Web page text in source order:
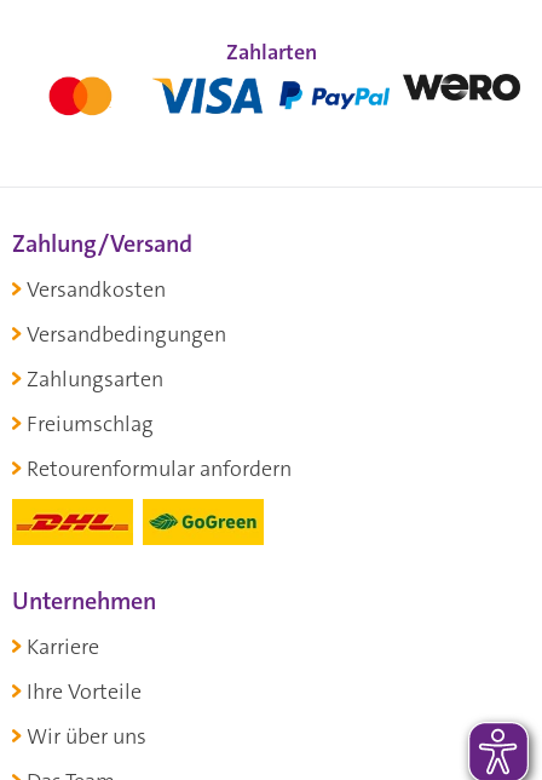
Zahlarten
Zahlung/Versand
Versandkosten
Versandbedingungen
Zahlungsarten
Freiumschlag
Retourenformular anfordern
Unternehmen
Karriere
Ihre Vorteile
Wir über uns